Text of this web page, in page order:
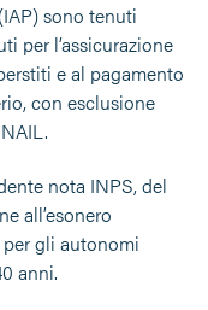
sono tenuti
per l’assicurazione
e al pagamento
con esclusione
nota INPS, del
all’esonero
gli autonomi
anni.